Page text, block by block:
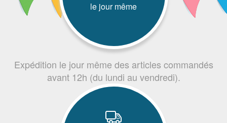
le jour même
Expédition le jour même des articles commandés
avant 12h (du lundi au vendredi).